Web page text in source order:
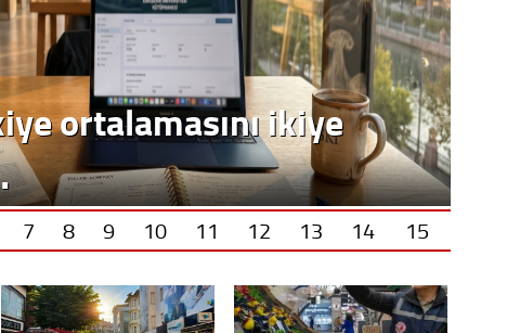
7 8 9 10 11 12 13 14 15